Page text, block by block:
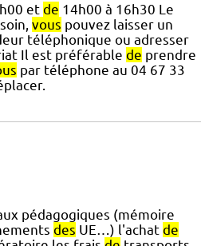
et de 14h00 à 16h30 Le
vous pouvez laisser un
téléphonique ou adresser
Il est préférable de prendre
par téléphone au 04 67 33
pédagogiques (mémoire
des UE…) l'achat de